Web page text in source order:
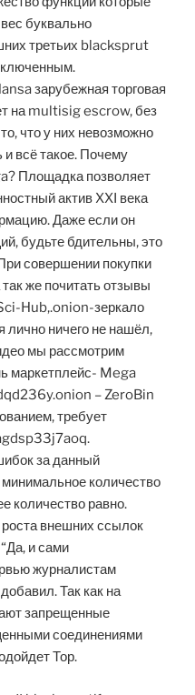
буквально
третьих blacksprut
зарубежная торговая
на multisig escrow, без
что у них невозможно
и всё такое. Почему
Площадка позволяет
актив XXI века
Даже если он
будьте бдительны, это
совершении покупки
же почитать отзывы
Hub,.onion-зеркало
лично ничего не нашёл,
мы рассмотрим
маркетплейс- Mega
– ZeroBin
требует
за данный
количество
количество равно.
внешних ссылок
и сами
журналистам
Так как на
запрещенные
соединениями
Тор.